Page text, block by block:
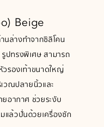
Beige
นล่างทำจากซิลิโคน
ปทรงพิเศษ สามารถ
วรองเท้าขนาดใหญ่
วณปลายนิ้วและ
ยอากาศ ช่วยระงับ
แล้วปั่นด้วยเครื่องซัก